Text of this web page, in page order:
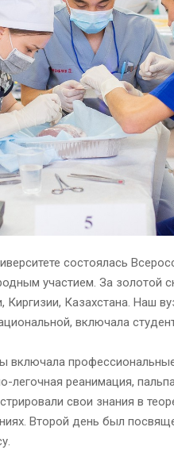
состоялась
участием. За золотой
Казахстана. Наш
включала
включала
легочная реанимация,
свои знания в
Второй день был